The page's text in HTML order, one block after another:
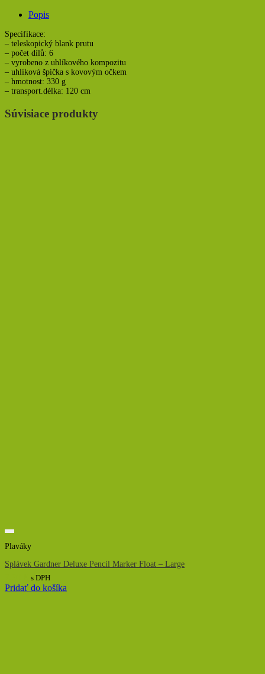
Popis
Specifikace:
– teleskopický blank prutu
– počet dílů: 6
– vyrobeno z uhlíkového kompozitu
– uhlíková špička s kovovým očkem
– hmotnost: 330 g
– transport.délka: 120 cm
Súvisiace produkty
Plaváky
Splávek Gardner Deluxe Pencil Marker Float – Large
s DPH
Pridať do košíka